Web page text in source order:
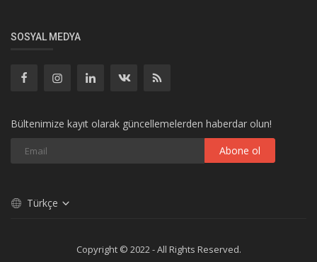
SOSYAL MEDYA
Bültenimize kayıt olarak güncellemelerden haberdar olun!
Abone ol
Türkçe
Copyright © 2022 - All Rights Reserved.